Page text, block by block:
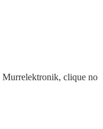
Murrelektronik, clique no